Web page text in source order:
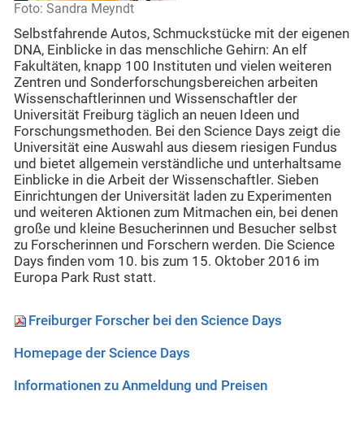
Foto: Sandra Meyndt
Selbstfahrende Autos, Schmuckstücke mit der eigenen
DNA, Einblicke in das menschliche Gehirn: An elf
Fakultäten, knapp 100 Instituten und vielen weiteren
Zentren und Sonderforschungsbereichen arbeiten
Wissenschaftlerinnen und Wissenschaftler der
Universität Freiburg täglich an neuen Ideen und
Forschungsmethoden. Bei den Science Days zeigt die
Universität eine Auswahl aus diesem riesigen Fundus
und bietet allgemein verständliche und unterhaltsame
Einblicke in die Arbeit der Wissenschaftler. Sieben
Einrichtungen der Universität laden zu Experimenten
und weiteren Aktionen zum Mitmachen ein, bei denen
große und kleine Besucherinnen und Besucher selbst
zu Forscherinnen und Forschern werden. Die Science
Days finden vom 10. bis zum 15. Oktober 2016 im
Europa Park Rust statt.
Freiburger Forscher bei den Science Days
Homepage der Science Days
Informationen zu Anmeldung und Preisen